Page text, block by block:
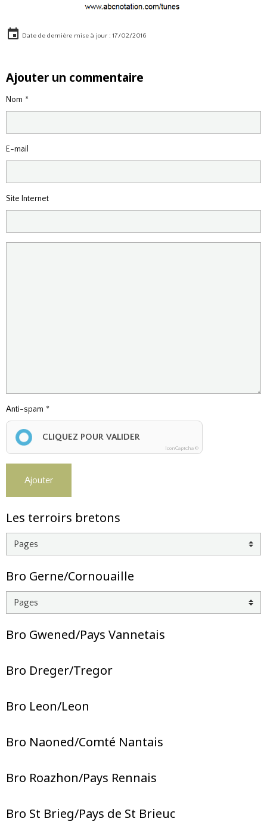
Date de dernière mise à jour : 17/02/2016
Ajouter un commentaire
Nom
E-mail
Site Internet
Anti-spam
CLIQUEZ POUR VALIDER
IconCaptcha ©
Ajouter
Les terroirs bretons
Bro Gerne/Cornouaille
Bro Gwened/Pays Vannetais
Bro Dreger/Tregor
Bro Leon/Leon
Bro Naoned/Comté Nantais
Bro Roazhon/Pays Rennais
Bro St Brieg/Pays de St Brieuc